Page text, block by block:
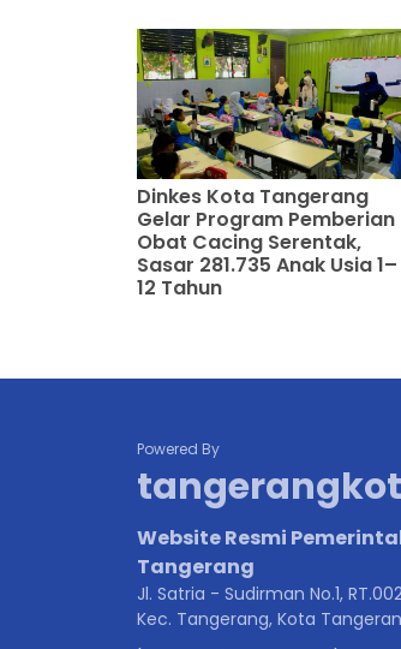
Dinkes Kota Tangerang
Gelar Program Pemberian
Obat Cacing Serentak,
Sasar 281.735 Anak Usia 1–
12 Tahun
Powered By
Website Resmi
Tangerang
Jl. Satria - Sudirman No.1,
Kec. Tangerang, Kota